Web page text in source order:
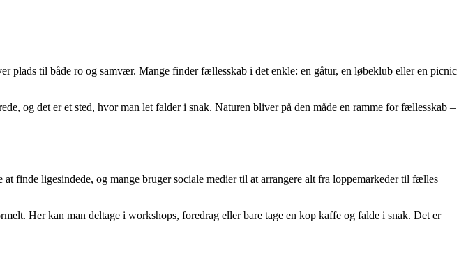
til både ro og samvær. Mange finder fællesskab i det enkle: en gåtur, en løbeklub eller en picnic
og det er et sted, hvor man let falder i snak. Naturen bliver på den måde en ramme for fællesskab –
finde ligesindede, og mange bruger sociale medier til at arrangere alt fra loppemarkeder til fælles
Her kan man deltage i workshops, foredrag eller bare tage en kop kaffe og falde i snak. Det er